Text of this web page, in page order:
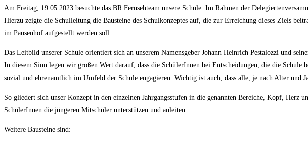
Am Freitag, 19.05.2023 besuchte das BR Fernsehteam unsere Schule. Im Rahmen der
Hierzu zeigte die Schulleitung die Bausteine des Schulkonzeptes auf, die zur Erreichung dieses Ziels
im Pausenhof aufgestellt werden soll.
Das Leitbild unserer Schule orientiert sich an unserem Namensgeber Johann Heinrich Pestalozzi und
In diesem Sinn legen wir großen Wert darauf, dass die SchülerInnen bei Entscheidungen, die die
sozial und ehrenamtlich im Umfeld der Schule engagieren. Wichtig ist auch, dass alle, je nach Alter und
So gliedert sich unser Konzept in den einzelnen Jahrgangsstufen in die genannten Bereiche, Kopf,
SchülerInnen die jüngeren Mitschüler unterstützen und anleiten.
Weitere Bausteine sind: